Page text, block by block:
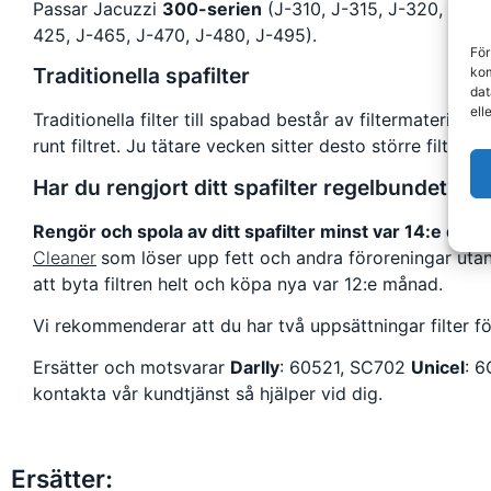
Passar Jacuzzi 300-serien (J-310, J-315, J-320, J-
425, J-465, J-470, J-480, J-495).
Traditionella spafilter
Traditionella filter till spabad består av filtermaterial
runt filtret. Ju tätare vecken sitter desto större
Har du rengjort ditt spafilter regelbundet?
Rengör och spola av ditt spafilter minst var 14:e dag.
Cleaner som löser upp fett och andra föroreningar
att byta filtren helt och köpa nya var 12:e månad.
Vi rekommenderar att du har två uppsättningar filter
Ersätter och motsvarar Darlly: 60521, SC702 Unicel:
kontakta vår kundtjänst så hjälper vid dig.
Ersätter: